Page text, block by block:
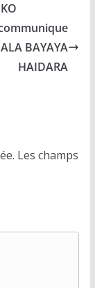
BAYAYA
HAIDARA
Les champs